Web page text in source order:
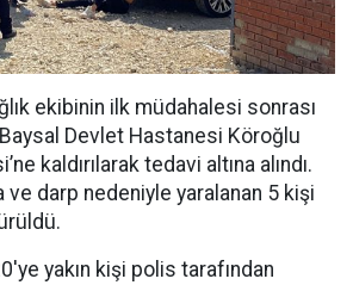
ekibinin ilk müdahalesi sonrası
Devlet Hastanesi Köroğlu
kaldırılarak tedavi altına alındı.
ve darp nedeniyle yaralanan 5 kişi
yakın kişi polis tarafından